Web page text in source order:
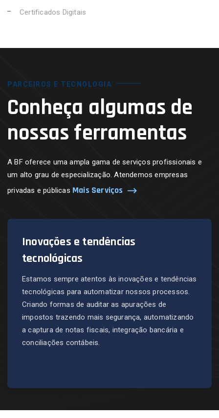
Certificados Digitais
PARCEIROS E TECNOLOGIA
Conheça algumas de
nossas ferramentas
A BF oferece uma ampla gama de serviços profissionais e
um alto grau de especialização. Atendemos empresas
privadas e públicas Mais Serviços
Inovações e tendências
tecnológicas
Estamos sempre atentos às inovações e tendências
tecnológicas para automatizar nossos processos.
Criando formas de auditar as apurações de
impostos trazendo mais segurança, automatizando
a captura de notas fiscais, integração bancária e
conciliações contábeis.